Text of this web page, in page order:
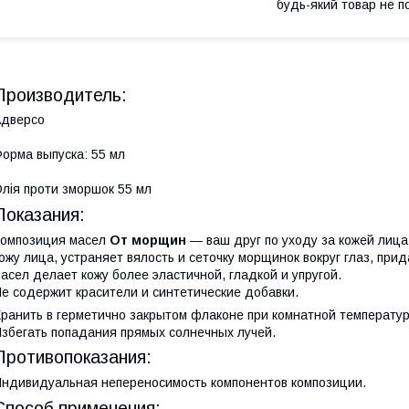
будь-який товар не
выпуска: 55 мл
проти зморшок 55 мл
масел От морщин — ваш друг по уходу за кожей
лица, устраняет вялость и сеточку морщинок вокруг глаз,
делает кожу более эластичной, гладкой и упругой.
содержит красители и синтетические добавки.
в герметично закрытом флаконе при комнатной
попадания прямых солнечных лучей.
непереносимость компонентов композиции.